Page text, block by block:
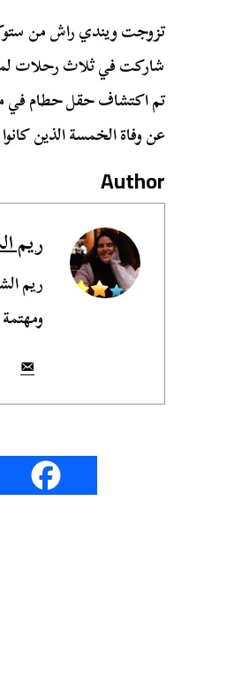
شاركت في ثلاث رحلات
تم اكتشاف حقل حطام في
عن وفاة الخمسة الذين
Author
ريم
ريم